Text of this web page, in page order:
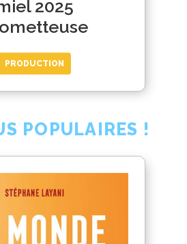
2025
PRODUCTION
POPULAIRES !